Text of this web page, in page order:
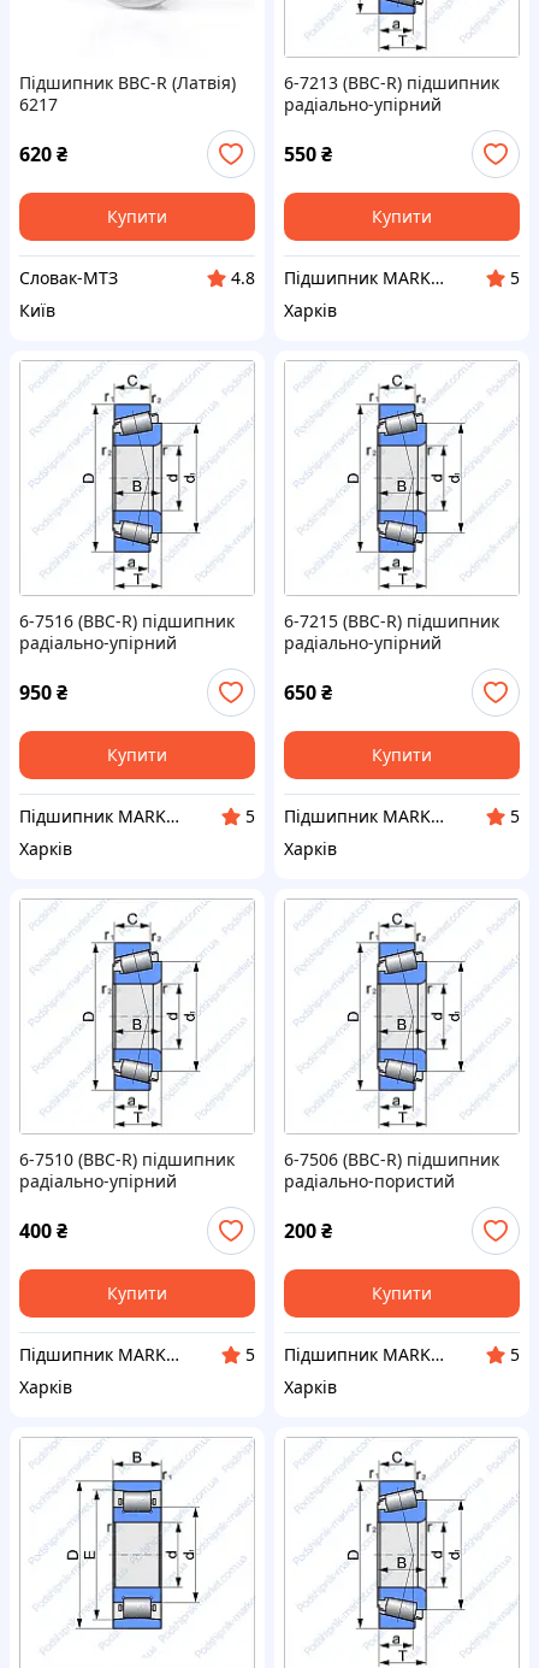
Підшипник BBC-R (Латвія)
6217
620₴
Купити
Словак-МТЗ
4.8
Київ
6-7213 (BBC-R) підшипник
радіально-упірний
550₴
Купити
Підшипник MARKET Інтернет-магазин
5
Харків
6-7516 (BBC-R) підшипник
радіально-упірний
950₴
Купити
Підшипник MARKET Інтернет-магазин
5
Харків
6-7215 (BBC-R) підшипник
радіально-упірний
650₴
Купити
Підшипник MARKET Інтернет-магазин
5
Харків
6-7510 (BBC-R) підшипник
радіально-упірний
400₴
Купити
Підшипник MARKET Інтернет-магазин
5
Харків
6-7506 (BBC-R) підшипник
радіально-пористий
200₴
Купити
Підшипник MARKET Інтернет-магазин
5
Харків